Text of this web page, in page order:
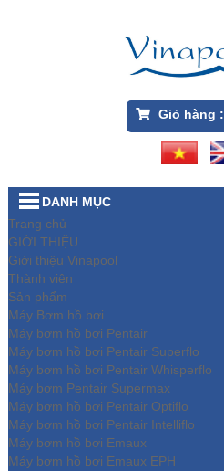
Giỏ hàng :
DANH MỤC
Trang chủ
GIỚI THIỆU
Giới thiệu Vinapool
Thành viên
Sản phẩm
Máy Bơm hồ bơi
Máy bơm hồ bơi Pentair
Máy bơm hồ bơi Pentair Superflo
Máy bơm hồ bơi Pentair Whisperflo
Máy bơm Pentair Supermax
Máy bơm hồ bơi Pentair Optiflo
Máy bơm hồ bơi Pentair Intelliflo
Máy bơm hồ bơi Emaux
Máy bơm hồ bơi Emaux EPH